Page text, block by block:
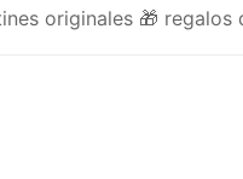
originales 🎁